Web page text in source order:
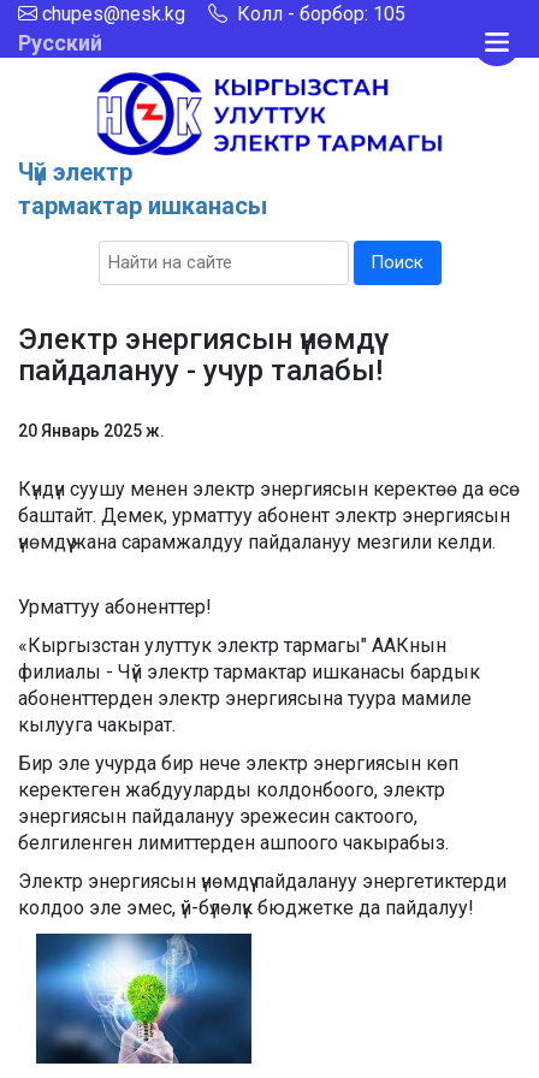
chupes@nesk.kg Колл - борбор: 105
Русский
Чүй электр
тармактар ишканасы
Поиск
Электр энергиясын үнөмдүү
пайдалануу - учур талабы!
20 Январь 2025 ж.
Күндүн суушу менен электр энергиясын керектөө да өсө
баштайт. Демек, урматтуу абонент электр энергиясын
үнөмдүү жана сарамжалдуу пайдалануу мезгили келди.
Урматтуу абоненттер!
«Кыргызстан улуттук электр тармагы" ААКнын
филиалы - Чүй электр тармактар ишканасы бардык
абоненттерден электр энергиясына туура мамиле
кылууга чакырат.
Бир эле учурда бир нече электр энергиясын көп
керектеген жабдууларды колдонбоого, электр
энергиясын пайдалануу эрежесин сактоого,
белгиленген лимиттерден ашпоого чакырабыз.
Электр энергиясын үнөмдүү пайдалануу энергетиктерди
колдоо эле эмес, үй-бүлөлүк бюджетке да пайдалуу!